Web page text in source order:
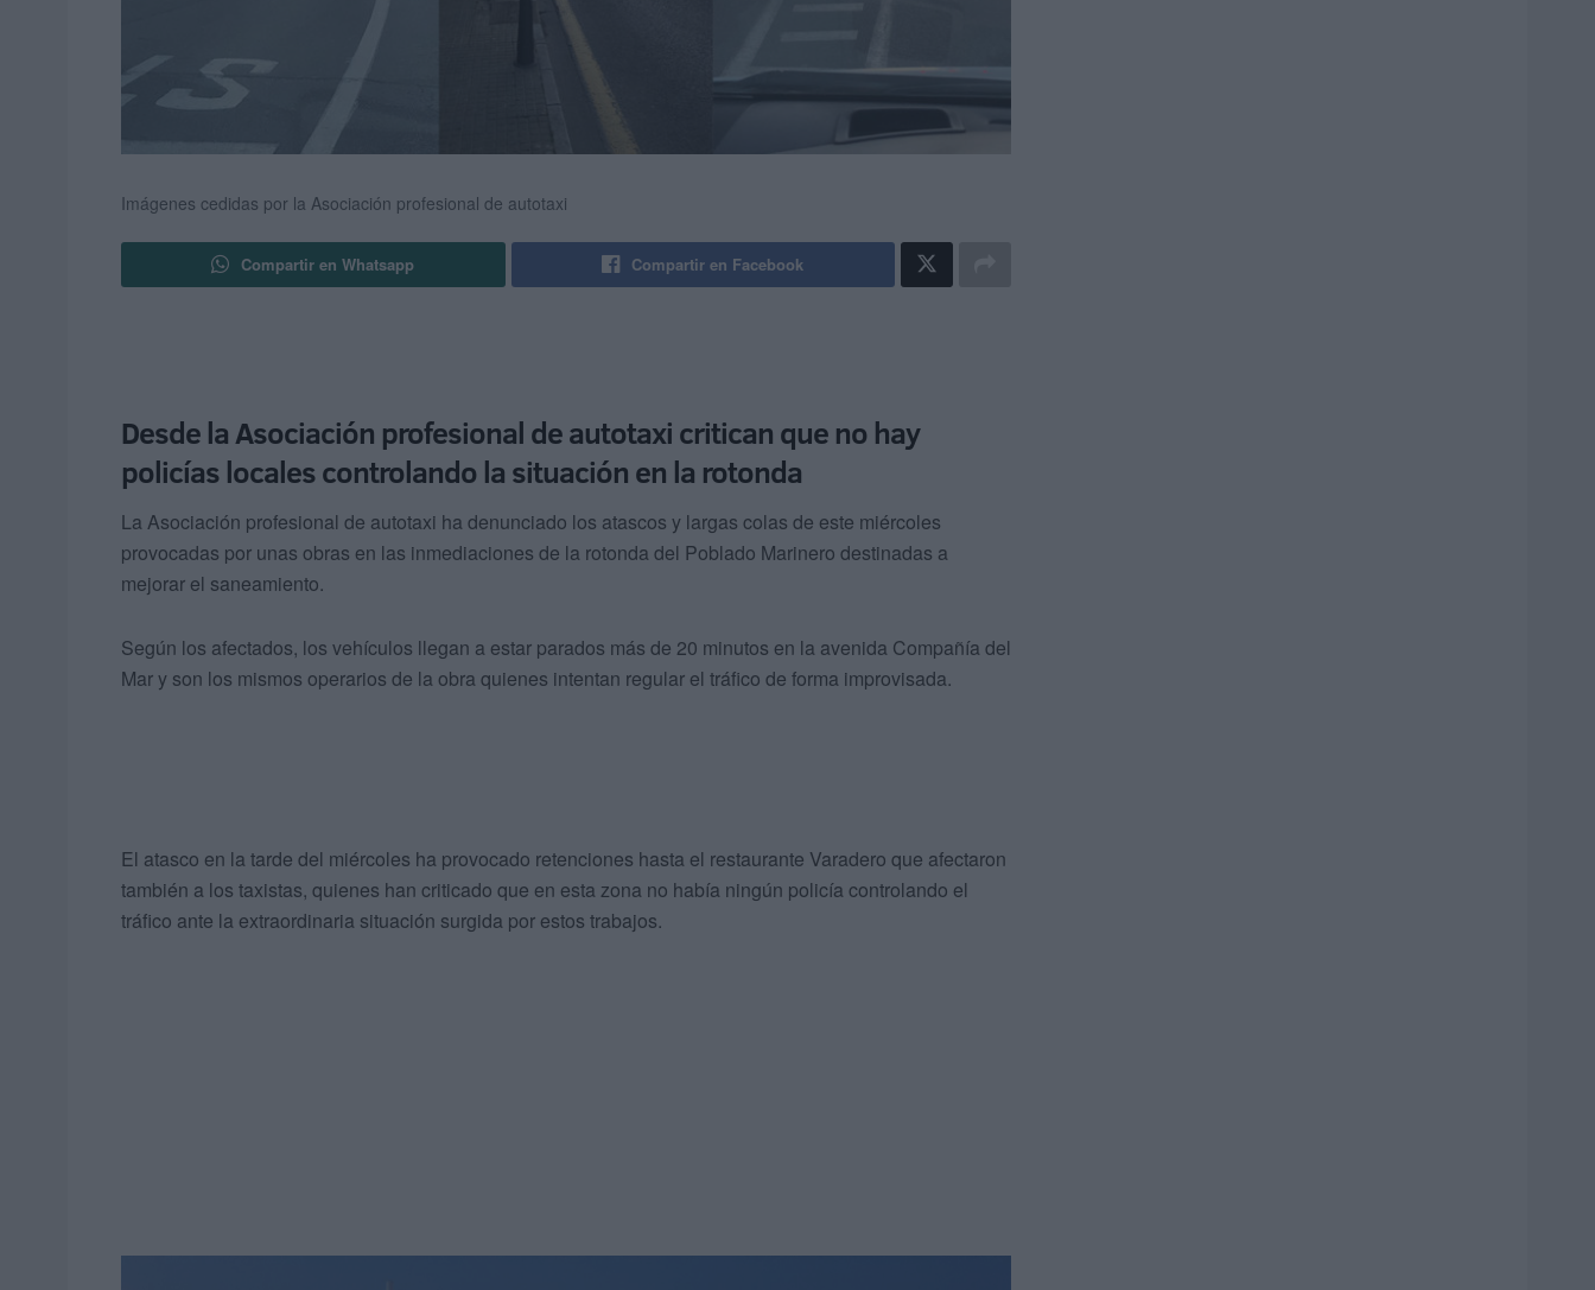
Imágenes cedidas por la Asociación profesional de autotaxi
Compartir en Whatsapp Compartir en Facebook
Desde la Asociación profesional de autotaxi critican que no hay
policías locales controlando la situación en la rotonda
La Asociación profesional de autotaxi ha denunciado los atascos y largas colas de este miércoles
provocadas por unas obras en las inmediaciones de la rotonda del Poblado Marinero destinadas a
mejorar el saneamiento.
Según los afectados, los vehículos llegan a estar parados más de 20 minutos en la avenida Compañía del
Mar y son los mismos operarios de la obra quienes intentan regular el tráfico de forma improvisada.
El atasco en la tarde del miércoles ha provocado retenciones hasta el restaurante Varadero que afectaron
también a los taxistas, quienes han criticado que en esta zona no había ningún policía controlando el
tráfico ante la extraordinaria situación surgida por estos trabajos.